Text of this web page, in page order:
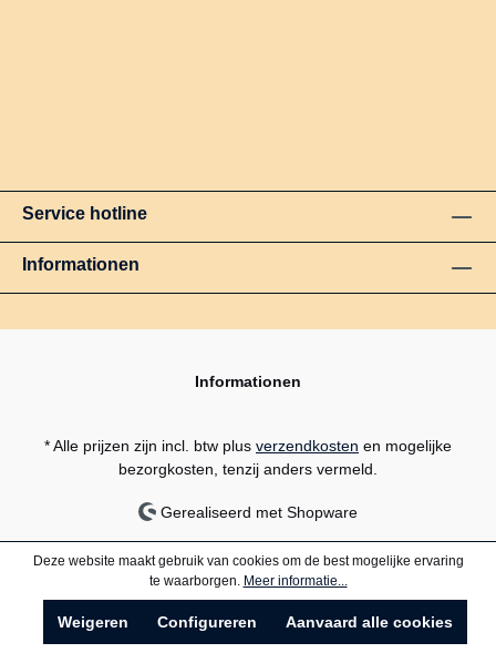
Service hotline
Informationen
Informationen
* Alle prijzen zijn incl. btw plus verzendkosten en mogelijke
bezorgkosten, tenzij anders vermeld.
Gerealiseerd met Shopware
Deze website maakt gebruik van cookies om de best mogelijke ervaring
te waarborgen. Meer informatie...
Weigeren Configureren Aanvaard alle cookies